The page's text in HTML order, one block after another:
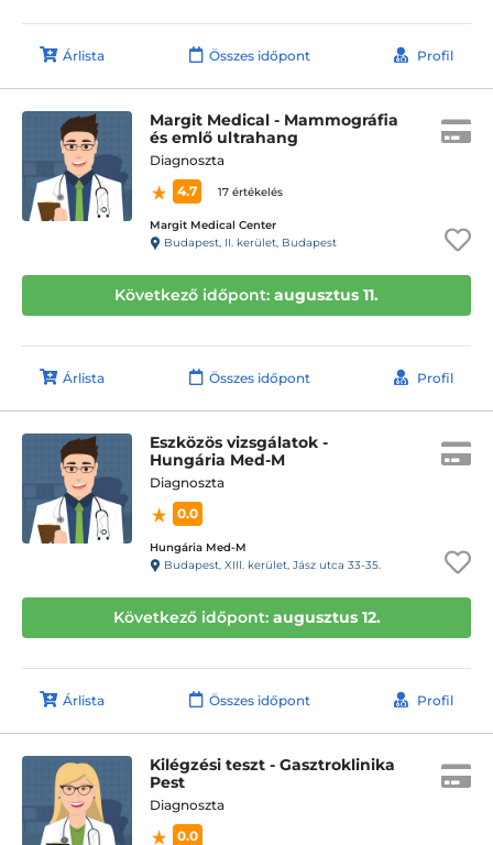
Árlista Összes időpont Profil
Margit Medical - Mammográfia
és emlő ultrahang
Diagnoszta
4.7
17 értékelés
Margit Medical Center
Budapest, II. kerület, Budapest
Következő időpont: augusztus 11.
Árlista Összes időpont Profil
Eszközös vizsgálatok -
Hungária Med-M
Diagnoszta
0.0
Hungária Med-M
Budapest, XIII. kerület, Jász utca 33-35.
Következő időpont: augusztus 12.
Árlista Összes időpont Profil
Kilégzési teszt - Gasztroklinika
Pest
Diagnoszta
0.0